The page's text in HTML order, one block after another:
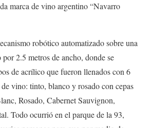
marca de vino argentino “Navarro
robótico automatizado sobre una
2.5 metros de ancho, donde se
de acrílico que fueron llenados con 6
vino: tinto, blanco y rosado con cepas
Rosado, Cabernet Sauvignon,
Todo ocurrió en el parque de la 93,